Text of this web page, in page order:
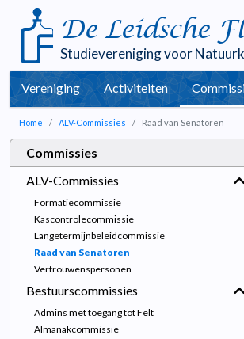
De Leidsche
Studievereniging voor
Vereniging Activiteiten
Home ALV-Commissies Raad van Senatoren
Commissies
ALV-Commissies
Formatiecommissie
Kascontrolecommissie
Langetermijnbeleidcommissie
Raad van Senatoren
Vertrouwenspersonen
Bestuurscommissies
Admins met toegang tot Felt
Almanakcommissie